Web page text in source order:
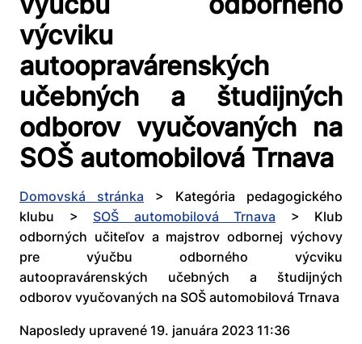
výcviku
autoopravárenských
učebných a študijných
odborov vyučovaných na
SOŠ automobilová Trnava
Domovská stránka > Kategória pedagogického
klubu > SOŠ automobilová Trnava > Klub
odborných učiteľov a majstrov odbornej výchovy
pre výučbu odborného výcviku
autoopravárenských učebných a študijných
odborov vyučovaných na SOŠ automobilová Trnava
Naposledy upravené 19. januára 2023 11:36